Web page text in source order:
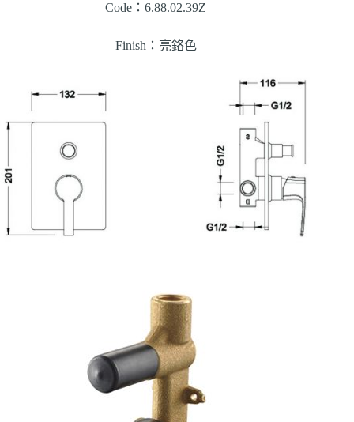
Code：6.88.02.39Z
Finish：亮鉻色